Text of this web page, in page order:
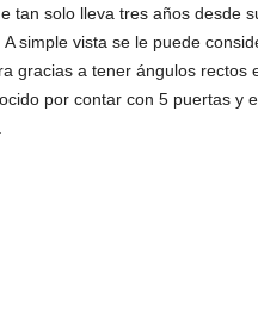
tan solo lleva tres años desde
simple vista se le puede
gracias a tener ángulos
por contar con 5 puertas y